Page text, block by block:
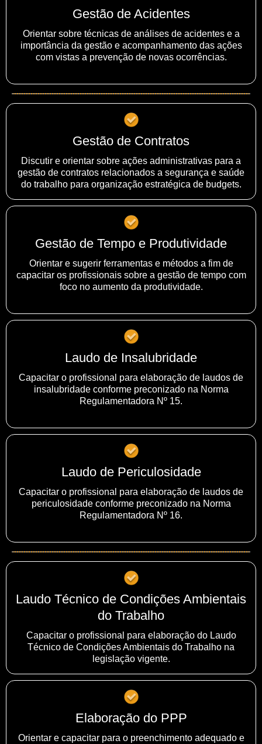
Gestão de Acidentes
Orientar sobre técnicas de análises de acidentes e a
importância da gestão e acompanhamento das ações
com vistas a prevenção de novas ocorrências.
Gestão de Contratos
Discutir e orientar sobre ações administrativas para a
gestão de contratos relacionados a segurança e saúde
do trabalho para organização estratégica de budgets.
Gestão de Tempo e Produtividade
Orientar e sugerir ferramentas e métodos a fim de
capacitar os profissionais sobre a gestão de tempo com
foco no aumento da produtividade.
Laudo de Insalubridade
Capacitar o profissional para elaboração de laudos de
insalubridade conforme preconizado na Norma
Regulamentadora Nº 15.
Laudo de Periculosidade
Capacitar o profissional para elaboração de laudos de
periculosidade conforme preconizado na Norma
Regulamentadora Nº 16.
Laudo Técnico de Condições Ambientais
do Trabalho
Capacitar o profissional para elaboração do Laudo
Técnico de Condições Ambientais do Trabalho na
legislação vigente.
Elaboração do PPP
Orientar e capacitar para o preenchimento adequado e